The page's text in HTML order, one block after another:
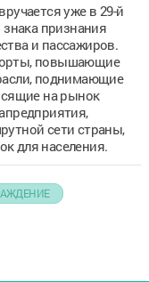
уже в 29-й
признания
и пассажиров.
повышающие
поднимающие
на рынок
сети страны,
для населения.